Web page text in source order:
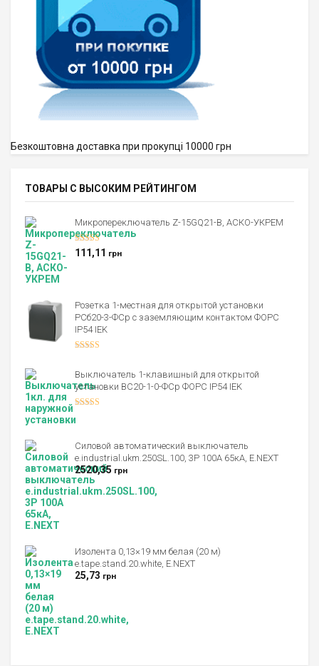
Безкоштовна доставка при прокупці 10000 грн
ТОВАРЫ С ВЫСОКИМ РЕЙТИНГОМ
Микропереключатель Z-15GQ21-B, АСКО-УКРЕМ
Оценка5.00
из 5
111,11 грн
Розетка 1-местная для открытой установки
РСб20-3-ФСр с заземляющим контактом ФОРС
IP54 IEK
Выключатель 1-клавишный для открытой
установки ВС20-1-0-ФСр ФОРС IP54 IEK
4.00
Силовой автоматический выключатель
e.industrial.ukm.250SL.100, 3P 100А 65кА, E.NEXT
2520,35 грн
Изолента 0,13×19 мм белая (20 м)
e.tape.stand.20.white, E.NEXT
25,73 грн